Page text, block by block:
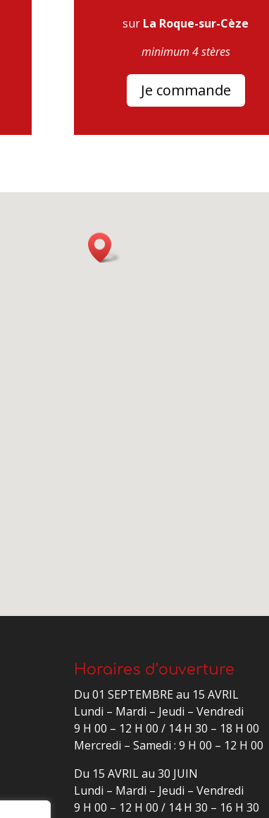
sur La Roque-sur-Cèze
minimum 4 stères
Je commande
Horaires d’ouverture
Du 01 SEPTEMBRE au 15 AVRIL
Lundi – Mardi – Jeudi – Vendredi
9 H 00 – 12 H 00 / 14 H 30 – 18 H 00
Mercredi – Samedi : 9 H 00 – 12 H 00
Du 15 AVRIL au 30 JUIN
Lundi – Mardi – Jeudi – Vendredi
9 H 00 – 12 H 00 / 14 H 30 – 16 H 30